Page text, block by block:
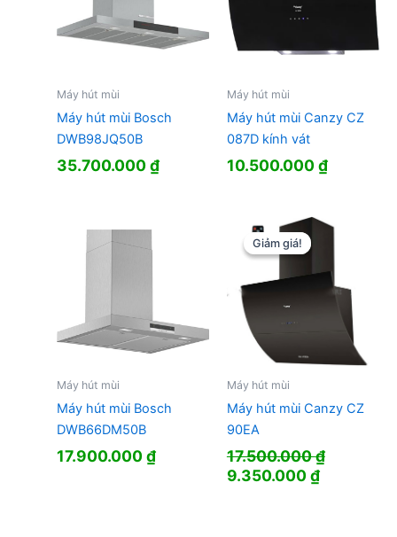
Máy hút mùi
Máy hút mùi Bosch
DWB98JQ50B
35.700.000₫
Máy hút mùi
Máy hút mùi Canzy CZ
087D kính vát
10.500.000₫
Máy hút mùi
Máy hút mùi Bosch
DWB66DM50B
17.900.000₫
Giảm giá!
Giảm giá!
Máy hút mùi
Máy hút mùi Canzy CZ
90EA
17.500.000₫
Giá
9.350.000₫Giá